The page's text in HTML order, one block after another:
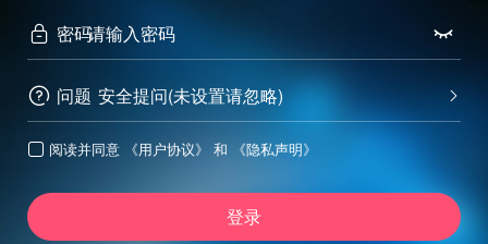
 密码 
 问题 
安全提问(未设置请忽略)
 阅读并同意 《用户协议》 和 《隐私声明》
登录